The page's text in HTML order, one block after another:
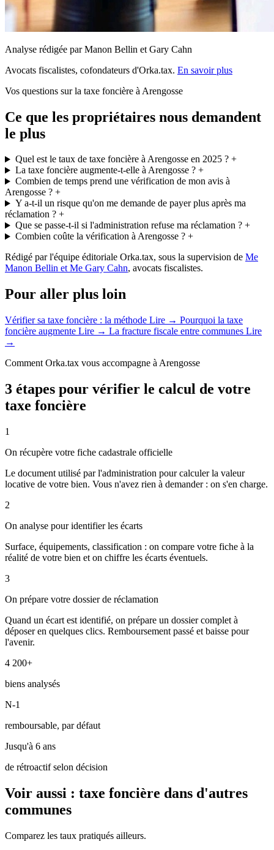
Analyse rédigée par Manon Bellin et Gary Cahn
Avocats fiscalistes, cofondateurs d'Orka.tax. En savoir plus
Vos questions sur la taxe foncière à Arengosse
Ce que les propriétaires nous demandent
le plus
Quel est le taux de taxe foncière à Arengosse en 2025 ?+
La taxe foncière augmente-t-elle à Arengosse ?+
Combien de temps prend une vérification de mon avis à
Arengosse ? +
Y a-t-il un risque qu'on me demande de payer plus après ma
réclamation ? +
Que se passe-t-il si l'administration refuse ma réclamation ?+
Combien coûte la vérification à Arengosse ?+
Rédigé par l'équipe éditoriale Orka.tax, sous la supervision de Me
Manon Bellin et Me Gary Cahn, avocats fiscalistes.
Pour aller plus loin
Vérifier sa taxe foncière : la méthode Lire → Pourquoi la taxe
foncière augmente Lire → La fracture fiscale entre communes Lire
→
Comment Orka.tax vous accompagne à Arengosse
3 étapes pour vérifier le calcul de votre
taxe foncière
1
On récupère votre fiche cadastrale officielle
Le document utilisé par l'administration pour calculer la valeur
locative de votre bien. Vous n'avez rien à demander : on s'en charge.
2
On analyse pour identifier les écarts
Surface, équipements, classification : on compare votre fiche à la
réalité de votre bien et on chiffre les écarts éventuels.
3
On prépare votre dossier de réclamation
Quand un écart est identifié, on prépare un dossier complet à
déposer en quelques clics. Remboursement passé et baisse pour
l'avenir.
4 200+
biens analysés
N-1
remboursable, par défaut
Jusqu'à 6 ans
de rétroactif selon décision
Voir aussi : taxe foncière dans d'autres
communes
Comparez les taux pratiqués ailleurs.